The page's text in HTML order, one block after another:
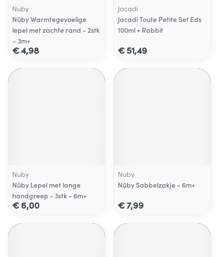
Nuby
Nûby Warmtegevoelige
lepel met zachte rand - 2stk
– 3m+
€ 4,98
Jacadi
Jacadi Toute Petite Set Eds
100ml + Rabbit
€ 51,49
Nuby
Nûby Lepel met lange
handgreep - 3stk - 6m+
€ 6,00
Nuby
Nûby Sabbelzakje - 6m+
€ 7,99